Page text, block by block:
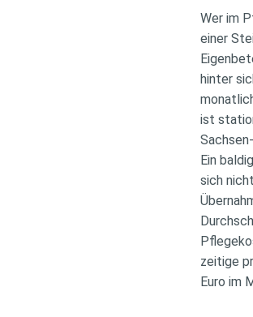
Wer im
einer
hinter
ist
Ein
sich
zeitige
Euro im